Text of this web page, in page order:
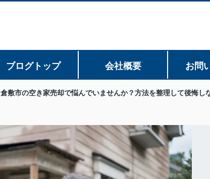
ブログトップ 会社概要 お問
倉敷市の空き家売却で悩んでいませんか？方法を整理して後悔し